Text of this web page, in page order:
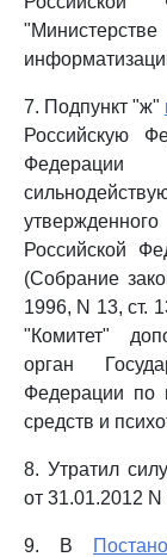
7. Подпункт "ж"
Российскую
Российской
(Собрание
1996, N 13, ст.
"Комитет"
орган
Федерации по
средств и
8. Утратил
от 31.01.2012 N
9. В